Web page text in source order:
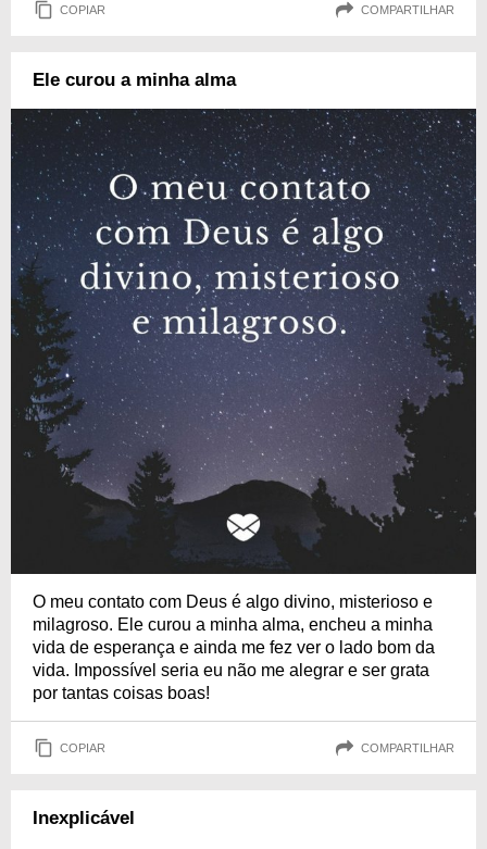
COPIAR COMPARTILHAR
Ele curou a minha alma
O meu contato com Deus é algo divino, misterioso e
milagroso. Ele curou a minha alma, encheu a minha
vida de esperança e ainda me fez ver o lado bom da
vida. Impossível seria eu não me alegrar e ser grata
por tantas coisas boas!
COPIAR COMPARTILHAR
Inexplicável